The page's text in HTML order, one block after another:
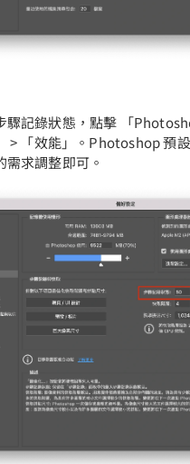
驟記錄狀態，點擊 「
> 「效能」。Photoshop 預
需求調整即可。